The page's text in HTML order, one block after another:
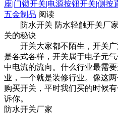
座|门锁开关|电源按钮开关|侧
五金制品 阅读
防水开关 防水轻触开关厂家
关的秘诀
开关大家都不陌生，开关广
是各式各样，开关属于电子元
中电流的流向。什么行业最需
业，一个就是装修行业。像这
购买开关，平时我们买的时候
诉你。
防水开关厂家